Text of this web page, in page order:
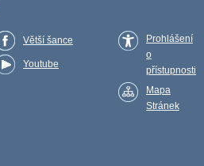
Větší šance
Youtube
Prohlášení
o
přístupnosti
Mapa
Stránek